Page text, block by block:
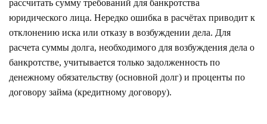
рассчитать сумму требований для банкротства
юридического лица. Нередко ошибка в расчётах приводит к
отклонению иска или отказу в возбуждении дела. Для
расчета суммы долга, необходимого для возбуждения дела о
банкротстве, учитывается только задолженность по
денежному обязательству (основной долг) и проценты по
договору займа (кредитному договору).